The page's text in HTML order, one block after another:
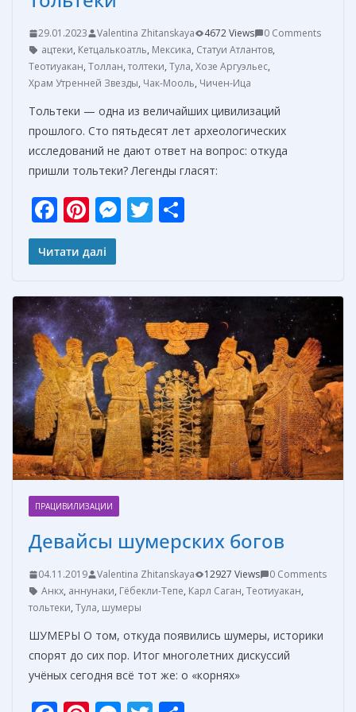
29.01.2023 Valentina Zhitanskaya 4672 Views
0 Comments
ацтеки, Кетцалькоатль, Мексика, Статуи Атлантов,
Теотиуакан, Толлан, толтеки, Тула, Хозе Аргуэльес,
Храм Утренней Звезды, Чак-Мооль, Чичен-Ица
Тольтеки — одна из величайших цивилизаций
прошлого. Сто пятьдесят лет археологических
исследований не дают ответ на вопрос: откуда
пришли тольтеки? Легенды гласят:
F
ac
e
o
o
k
Pi
nt
er
st
M
n
g
er
T
а
в
и
т
ь
Читати далі
ПРАЦИВИЛИЗАЦИИ
Девайсы шумерских богов
04.11.2019 Valentina Zhitanskaya 12927 Views
0 Comments
Анкх, аннунаки, Гёбекли-Тепе, Карл Саган, Теотиуакан,
тольтеки, Тула, шумеры
ШУМЕРЫ О том, откуда появились шумеры, историки
спорят до сих пор. Итог многолетних дискуссий
учёных сегодня всё тот же: о «корнях»